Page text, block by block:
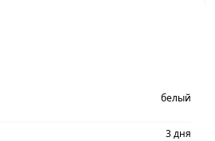
белый
3 дня